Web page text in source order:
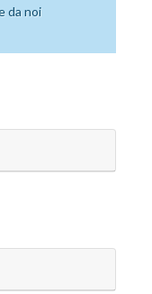
da noi